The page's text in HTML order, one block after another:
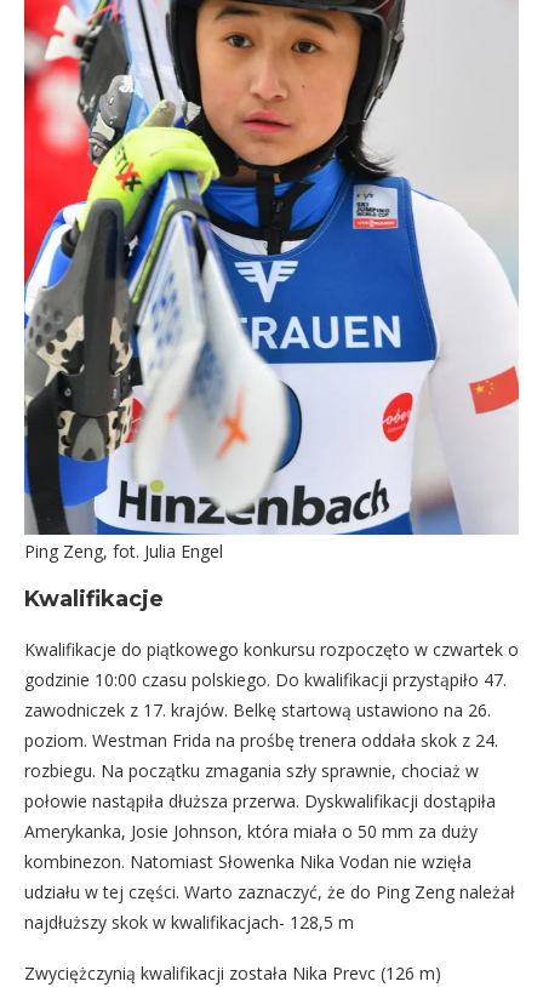
Ping Zeng, fot. Julia Engel
Kwalifikacje
Kwalifikacje do piątkowego konkursu rozpoczęto w czwartek o
godzinie 10:00 czasu polskiego. Do kwalifikacji przystąpiło 47.
zawodniczek z 17. krajów. Belkę startową ustawiono na 26.
poziom. Westman Frida na prośbę trenera oddała skok z 24.
rozbiegu. Na początku zmagania szły sprawnie, chociaż w
połowie nastąpiła dłuższa przerwa. Dyskwalifikacji dostąpiła
Amerykanka, Josie Johnson, która miała o 50 mm za duży
kombinezon. Natomiast Słowenka Nika Vodan nie wzięła
udziału w tej części. Warto zaznaczyć, że do Ping Zeng należał
najdłuższy skok w kwalifikacjach- 128,5 m
Zwyciężczynią kwalifikacji została Nika Prevc (126 m)